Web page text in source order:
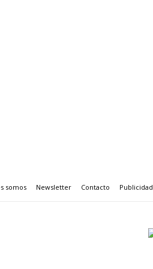
somos Newsletter Contacto Publicidad